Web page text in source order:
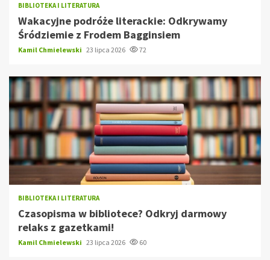
BIBLIOTEKA I LITERATURA
Wakacyjne podróże literackie: Odkrywamy
Śródziemie z Frodem Bagginsiem
Kamil Chmielewski 23 lipca 2026 72
BIBLIOTEKA I LITERATURA
Czasopisma w bibliotece? Odkryj darmowy
relaks z gazetkami!
Kamil Chmielewski 23 lipca 2026 60